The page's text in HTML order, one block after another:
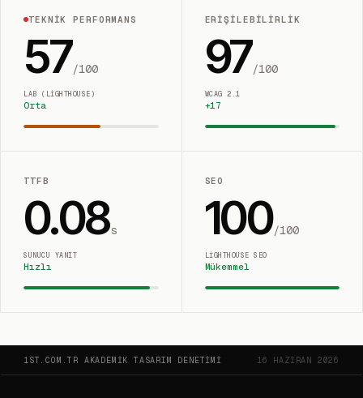
TEKNIK PERFORMANS
57/100
LAB (LIGHTHOUSE)
Orta
ERIŞILEBILIRLIK
97/100
WCAG 2.1
+17
TTFB
0.08s
SUNUCU YANIT
Hızlı
SEO
100/100
LIGHTHOUSE SEO
Mükemmel
1ST.COM.TR AKADEMIK TASARIM DENETIMI 16 HAZIRAN 2026